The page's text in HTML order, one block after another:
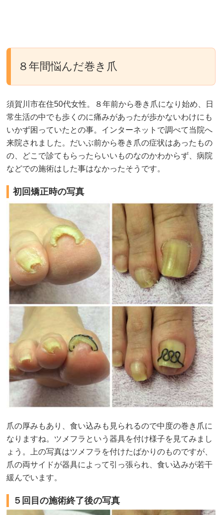
８年間悩んだ巻き爪
須賀川市在住50代女性。８年前から巻き爪になり始め、日
常生活の中でも歩くのに痛みがあったが歩かないわけにも
いかず困っていたとの事。インターネットで調べて当院へ
来院されました。だいぶ前から巻き爪の症状はあったもの
の、どこで診てもらったらいいものなのかわからず、病院
などでの施術はした事はなかったそうです。
初回矯正時の写真
爪の厚みもあり、食い込みも見られるので中度の巻き爪に
なりますね。ツメフラという器具を付け様子を見てみまし
ょう。上の写真はツメフラを付けたばかりのものですが、
爪の両サイドが器具によって引っ張られ、食い込みが若干
緩んでいます。
５回目の施術終了後の写真